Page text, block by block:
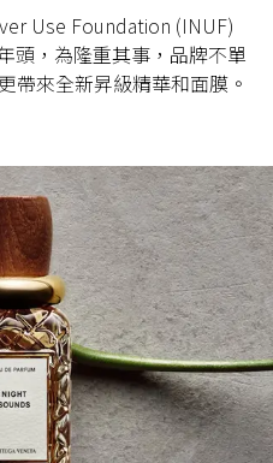
Use Foundation (INUF)
頭，為隆重其事，品牌不單
帶來全新昇級精華和面膜。